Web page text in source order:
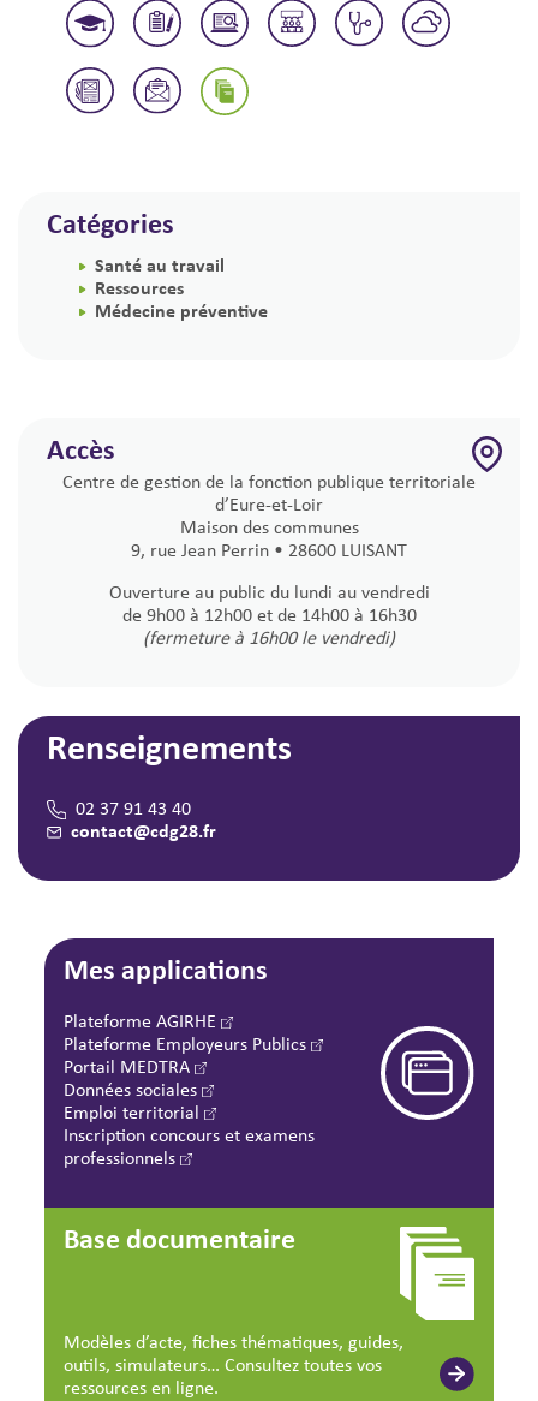
Catégories
Santé au travail
Ressources
Médecine préventive
Accès
Centre de gestion de la fonction publique territoriale
d’Eure-et-Loir
Maison des communes
9, rue Jean Perrin • 28600 LUISANT
Ouverture au public du lundi au vendredi
de 9h00 à 12h00 et de 14h00 à 16h30
(fermeture à 16h00 le vendredi)
Renseignements
02 37 91 43 40
contact@cdg28.fr
Mes applications
Plateforme AGIRHE
Plateforme Employeurs Publics
Portail MEDTRA
Données sociales
Emploi territorial
Inscription concours et examens
professionnels
Base documentaire
Modèles d’acte, fiches thématiques, guides,
outils, simulateurs… Consultez toutes vos
ressources en ligne.